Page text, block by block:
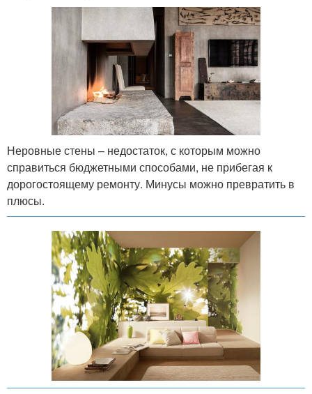
Неровные стены – недостаток, с которым можно
справиться бюджетными способами, не прибегая к
дорогостоящему ремонту. Минусы можно превратить в
плюсы.